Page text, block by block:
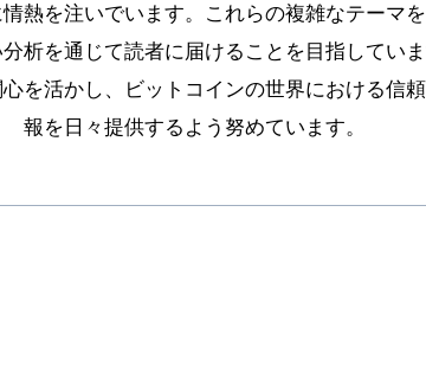
熱を注いでいます。これらの複雑なテーマ
析を通じて読者に届けることを目指してい
を活かし、ビットコインの世界における信
報を日々提供するよう努めています。